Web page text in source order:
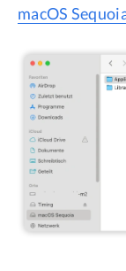
macOS